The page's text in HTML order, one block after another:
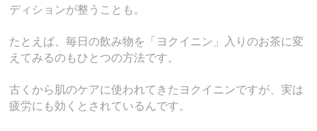
ディションが整うことも。
たとえば、毎日の飲み物を「ヨクイニン」入りのお茶に変
えてみるのもひとつの方法です。
古くから肌のケアに使われてきたヨクイニンですが、実は
疲労にも効くとされているんです。